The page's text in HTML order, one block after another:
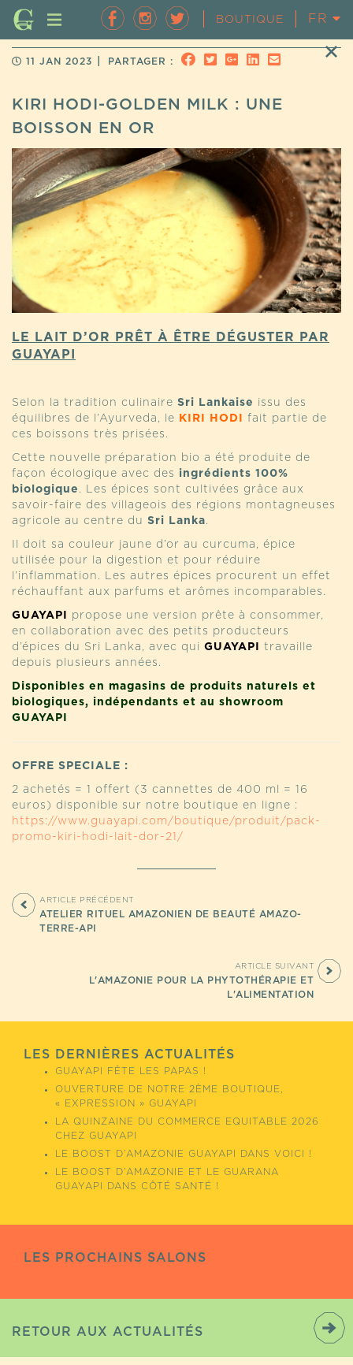
BOUTIQUE FR
EN
11 JAN 2023 PARTAGER :
KIRI HODI-GOLDEN MILK : UNE
BOISSON EN OR
LE LAIT D’OR PRÊT À ÊTRE DÉGUSTER PAR
GUAYAPI
Selon la tradition culinaire Sri Lankaise issu des
équilibres de l’Ayurveda, le
KIRI HODI
fait partie de
ces boissons très prisées.
Cette nouvelle préparation bio a été produite de
façon écologique avec des ingrédients 100%
biologique . Les épices sont cultivées grâce aux
savoir-faire des villageois des régions montagneuses
agricole au centre du Sri Lanka.
Il doit sa couleur jaune d’or au curcuma, épice
utilisée pour la digestion et pour réduire
l’inflammation. Les autres épices procurent un effet
réchauffant aux parfums et arômes incomparables.
GUAYAPI
propose une version prête à consommer,
en collaboration avec des petits producteurs
d’épices du Sri Lanka, avec qui GUAYAPI
travaille
depuis plusieurs années.
Disponibles en magasins de produits naturels et
biologiques, indépendants et au showroom
GUAYAPI
OFFRE SPECIALE :
2 achetés = 1 offert (3 cannettes de 400 ml = 16
euros) disponible sur notre boutique en ligne :
https://www.guayapi.com/boutique/produit/pack-
promo-kiri-hodi-lait-dor-21/
ARTICLE PRÉCÉDENT
ATELIER RITUEL AMAZONIEN DE BEAUTÉ AMAZO-
TERRE-API
ARTICLE SUIVANT
L'AMAZONIE POUR LA PHYTOTHÉRAPIE ET
L'ALIMENTATION
LES DERNIÈRES ACTUALITÉS
GUAYAPI FÊTE LES PAPAS !
OUVERTURE DE NOTRE 2ÈME BOUTIQUE,
« EXPRESSION » GUAYAPI
LA QUINZAINE DU COMMERCE EQUITABLE 2026
CHEZ GUAYAPI
LE BOOST D’AMAZONIE GUAYAPI DANS VOICI !
LE BOOST D’AMAZONIE ET LE GUARANA
GUAYAPI DANS CÔTÉ SANTÉ !
LES PROCHAINS SALONS
RETOUR AUX ACTUALITÉS